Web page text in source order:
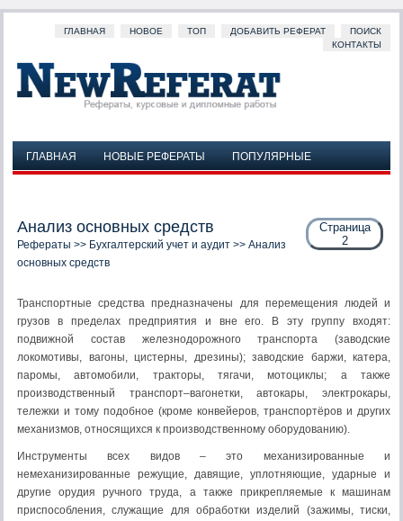
ГЛАВНАЯ НОВОЕ ТОП ДОБАВИТЬ РЕФЕРАТ
ПОИСК
КОНТАКТЫ
ГЛАВНАЯ НОВЫЕ РЕФЕРАТЫ
ПОПУЛЯРНЫЕ
Страница
2
Анализ основных средств
Рефераты >> Бухгалтерский учет и аудит >> Анализ
основных средств
Транспортные средства предназначены для перемещения людей и
грузов в пределах предприятия и вне его. В эту группу входят:
подвижной состав железнодорожного транспорта (заводские
локомотивы, вагоны, цистерны, дрезины); заводские баржи, катера,
паромы, автомобили, тракторы, тягачи, мотоциклы; а также
производственный транспорт–вагонетки, автокары, электрокары,
тележки и тому подобное (кроме конвейеров, транспортёров и других
механизмов, относящихся к производственному оборудованию).
Инструменты всех видов – это механизированные и
немеханизированные режущие, давящие, уплотняющие, ударные и
другие орудия ручного труда, а также прикрепляемые к машинам
приспособления, служащие для обработки изделий (зажимы, тиски,